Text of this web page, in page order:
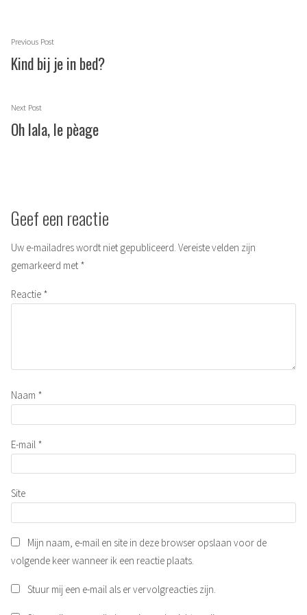
Berichtnavigatie
Previous PostPrevious
post:
Kind bij je in bed?
Next PostNext
post:
Oh lala, le pèage
Geef een reactie
Uw e-mailadres wordt niet gepubliceerd. Vereiste velden zijn
gemarkeerd met *
Reactie *
Naam *
E-mail *
Site
Mijn naam, e-mail en site in deze browser opslaan voor de
volgende keer wanneer ik een reactie plaats.
Stuur mij een e-mail als er vervolgreacties zijn.